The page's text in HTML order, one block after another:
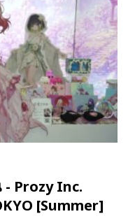
Prozy Inc.
[Summer]